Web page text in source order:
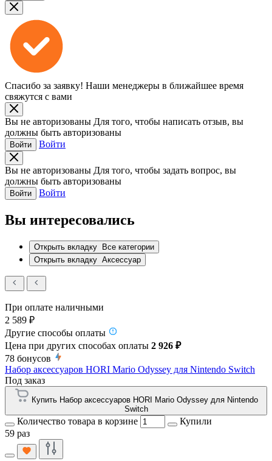
Спасибо за заявку! Наши менеджеры в ближайшее время
свяжутся с вами
Вы не авторизованы Для того, чтобы написать отзыв, вы
должны быть авторизованы
Войти Войти
Вы не авторизованы Для того, чтобы задать вопрос, вы
должны быть авторизованы
Войти Войти
Вы интересовались
Открыть вкладку
Все категории
Открыть вкладку Аксессуар
При оплате наличными
2 589 ₽
Другие способы оплаты
Цена при других способах оплаты 2 926 ₽
78 бонусов
Набор аксессуаров HORI Mario Odyssey для Nintendo Switch
Под заказ
Купить Набор аксессуаров HORI Mario Odyssey для Nintendo
Switch
Количество товара в корзине
Купили
59 раз